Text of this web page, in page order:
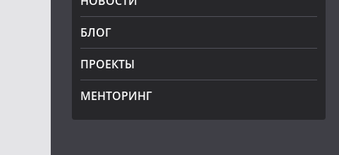
БЛОГ
ПРОЕКТЫ
МЕНТОРИНГ